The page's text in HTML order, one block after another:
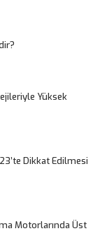
Yüksek
Dikkat Edilmesi
Motorlarında Üst